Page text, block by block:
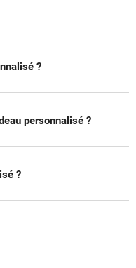
?
personnalisé ?
?